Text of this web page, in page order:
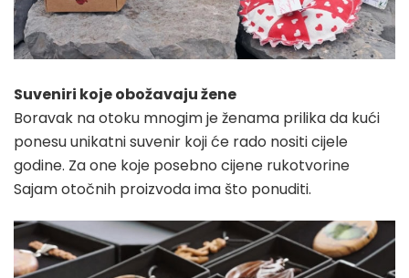
Suveniri koje obožavaju žene
Boravak na otoku mnogim je ženama prilika da kući
ponesu unikatni suvenir koji će rado nositi cijele
godine. Za one koje posebno cijene rukotvorine
Sajam otočnih proizvoda ima što ponuditi.